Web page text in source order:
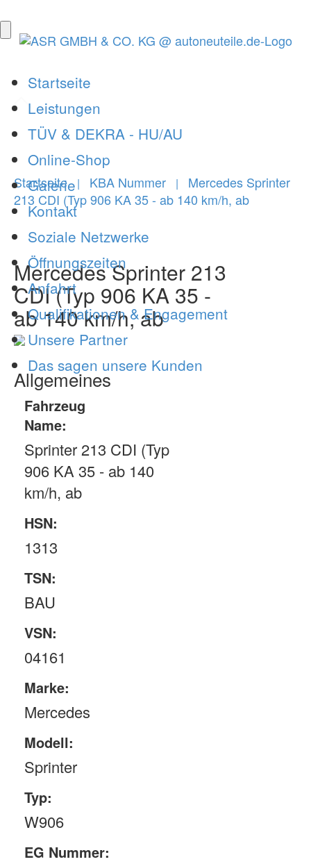
Startseite
Leistungen
TÜV & DEKRA - HU/AU
Online-Shop
Galerie
Kontakt
Soziale Netzwerke
Öffnungszeiten
Anfahrt
Qualifikationen & Engagement
Unsere Partner
Das sagen unsere Kunden
Startseite | KBA Nummer |
Mercedes Sprinter
213 CDI (Typ 906 KA 35 - ab 140 km/h, ab
Mercedes Sprinter 213
CDI (Typ 906 KA 35 -
ab 140 km/h, ab
Allgemeines
Fahrzeug
Name:
Sprinter 213 CDI (Typ
906 KA 35 - ab 140
km/h, ab
HSN:
1313
TSN:
BAU
VSN:
04161
Marke:
Mercedes
Modell:
Sprinter
Typ:
W906
EG Nummer: